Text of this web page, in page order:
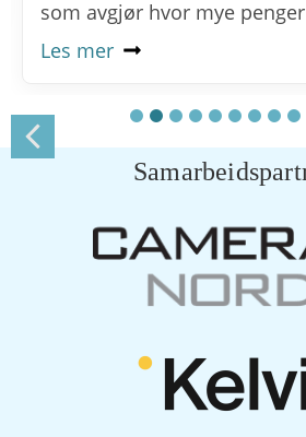
som avgjør hvor mye
Les mer